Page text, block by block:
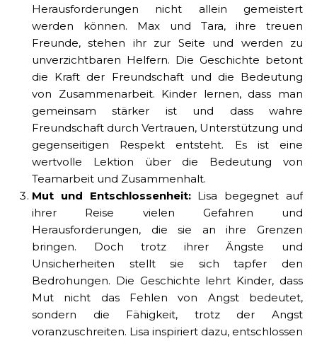
Herausforderungen nicht allein gemeistert
werden können. Max und Tara, ihre treuen
Freunde, stehen ihr zur Seite und werden zu
unverzichtbaren Helfern. Die Geschichte betont
die Kraft der Freundschaft und die Bedeutung
von Zusammenarbeit. Kinder lernen, dass man
gemeinsam stärker ist und dass wahre
Freundschaft durch Vertrauen, Unterstützung und
gegenseitigen Respekt entsteht. Es ist eine
wertvolle Lektion über die Bedeutung von
Teamarbeit und Zusammenhalt.
Mut und Entschlossenheit:Lisa begegnet auf
ihrer Reise vielen Gefahren und
Herausforderungen, die sie an ihre Grenzen
bringen. Doch trotz ihrer Ängste und
Unsicherheiten stellt sie sich tapfer den
Bedrohungen. Die Geschichte lehrt Kinder, dass
Mut nicht das Fehlen von Angst bedeutet,
sondern die Fähigkeit, trotz der Angst
voranzuschreiten. Lisa inspiriert dazu, entschlossen